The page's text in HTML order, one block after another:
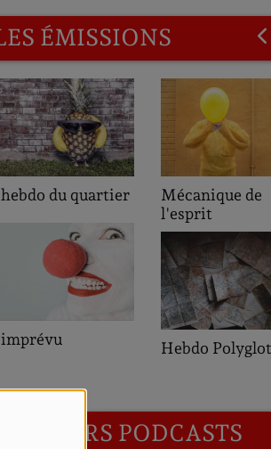
ÉMISSIONS
du quartier
Mécanique de
l'esprit
Hebdo
DERNIERS PODCASTS